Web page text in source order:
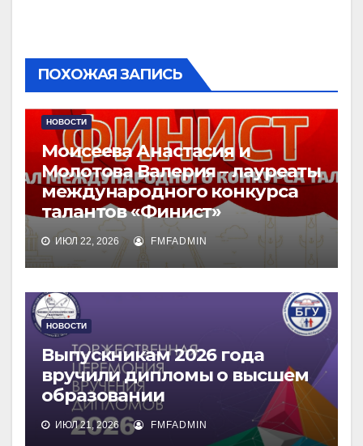
ПОХОЖАЯ ЗАПИСЬ
НОВОСТИ
Моисеева Анастасия и
Молотова Валерия – лауреаты
международного конкурса
талантов «Финист»
ИЮЛ 22, 2026 FMFADMIN
НОВОСТИ
Выпускникам 2026 года
вручили дипломы о высшем
образовании
ИЮЛ 21, 2026 FMFADMIN